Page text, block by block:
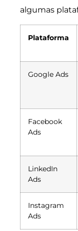
algumas
Plataforma
Google Ads
Facebook
Ads
LinkedIn
Ads
Instagram
Ads